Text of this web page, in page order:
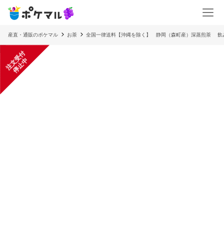
産直・通販のポケマル お茶 全国一律送料【沖縄を除く】 静岡（森町産）深蒸煎茶 飲
注
文
受
付
停
止
中